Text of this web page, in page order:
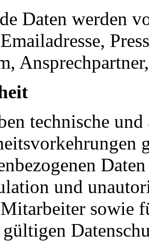
Daten werden
technische
und
sowie